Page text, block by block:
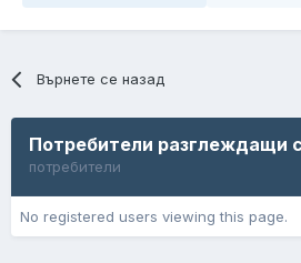
Върнете се назад
Потребители разглеждащи
потребители
No registered users viewing this page.